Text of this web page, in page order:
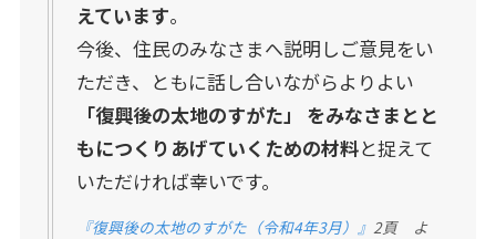
えています。
今後、住民のみなさまへ説明しご意見をい
ただき、ともに話し合いながらよりよい
「復興後の太地のすがた」 をみなさまとと
もにつくりあげていくための材料と捉えて
いただければ幸いです。
『復興後の太地のすがた（令和4年3月）』 2頁 よ